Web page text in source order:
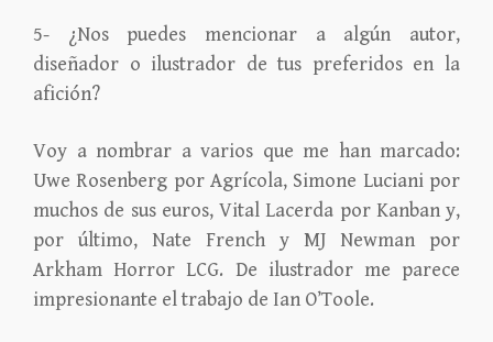
5- ¿Nos puedes mencionar a algún autor,
diseñador o ilustrador de tus preferidos en la
afición?
Voy a nombrar a varios que me han marcado:
Uwe Rosenberg por Agrícola, Simone Luciani por
muchos de sus euros, Vital Lacerda por Kanban y,
por último, Nate French y MJ Newman por
Arkham Horror LCG. De ilustrador me parece
impresionante el trabajo de Ian O’Toole.